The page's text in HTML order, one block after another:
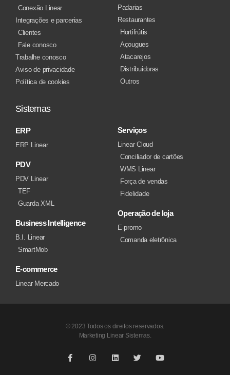
Conexão Linear
Integrações e parcerias
Clientes
Fale conosco
Trabalhe conosco
Aviso de privacidade
Política de cookies
Padarias
Restaurantes
Hortifrútis
Açougues
Atacarejos
Distribuidoras
Outros
Sistemas
ERP
ERP Linear
PDV
PDV Linear
TEF
Guarda XML
Business Intelligence
B.I. Linear
SmartMob
E-commerce
Linear Mercado
Serviços
Linear Cloud
Conciliador de cartões
WMS Linear
Força de vendas
Fidelidade
Operação de loja
E-promo
Comanda eletrônica
© 2023 Todos os direitos reservados.
Marketing Linear Sistemas.